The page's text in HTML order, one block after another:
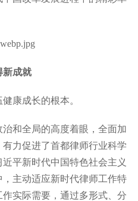
成就
康成长的根本。
和全局的高度着眼，全面加
力促进了首都律师行业科学
平新时代中国特色社会主义
主动适应新时代律师工作特
实际需要，通过多形式、分